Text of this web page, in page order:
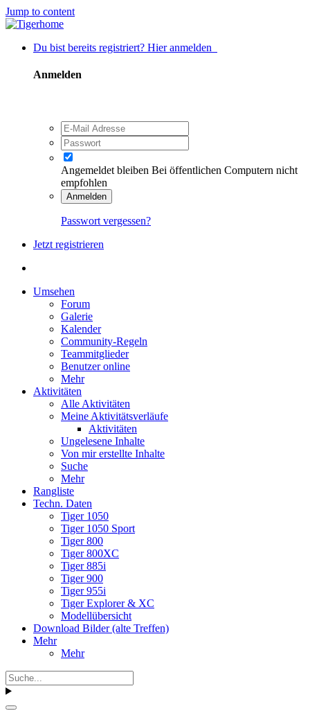
Jump to content
Du bist bereits registriert? Hier anmelden
Anmelden
Angemeldet bleiben Bei öffentlichen Computern nicht
empfohlen
Anmelden
Passwort vergessen?
Jetzt registrieren
Umsehen
Forum
Galerie
Kalender
Community-Regeln
Teammitglieder
Benutzer online
Mehr
Aktivitäten
Alle Aktivitäten
Meine Aktivitätsverläufe
Aktivitäten
Ungelesene Inhalte
Von mir erstellte Inhalte
Suche
Mehr
Rangliste
Techn. Daten
Tiger 1050
Tiger 1050 Sport
Tiger 800
Tiger 800XC
Tiger 885i
Tiger 900
Tiger 955i
Tiger Explorer & XC
Modellübersicht
Download Bilder (alte Treffen)
Mehr
Mehr